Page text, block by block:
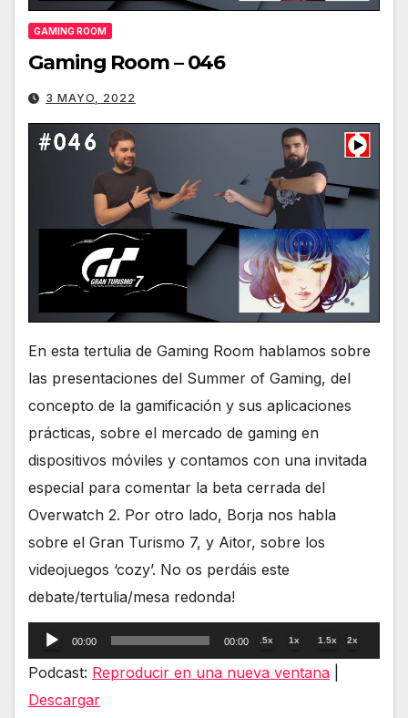
GAMING ROOM
Gaming Room – 046
3 MAYO, 2022
En esta tertulia de Gaming Room hablamos sobre
las presentaciones del Summer of Gaming, del
concepto de la gamificación y sus aplicaciones
prácticas, sobre el mercado de gaming en
dispositivos móviles y contamos con una invitada
especial para comentar la beta cerrada del
Overwatch 2. Por otro lado, Borja nos habla
sobre el Gran Turismo 7, y Aitor, sobre los
videojuegos ‘cozy’. No os perdáis este
debate/tertulia/mesa redonda!
Reproductor
de
audio
00:00 00:00 .5x 1x 1.5x 2x
Podcast: Reproducir en una nueva ventana
Descargar